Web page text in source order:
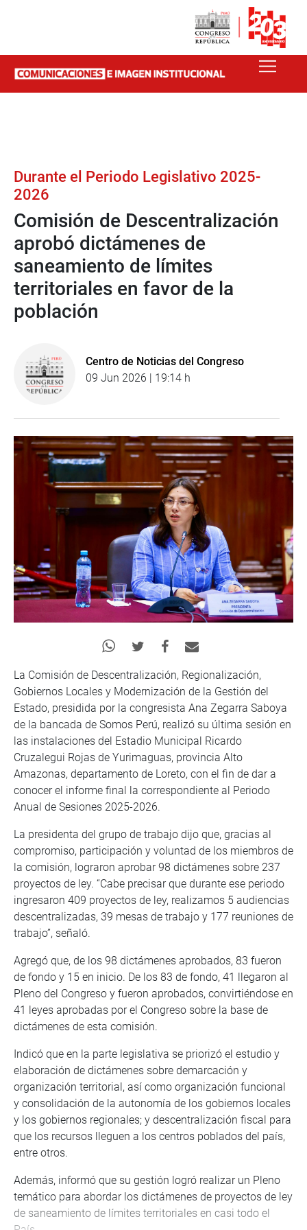
Durante el Periodo Legislativo 2025-
2026
Comisión de Descentralización
aprobó dictámenes de
saneamiento de límites
territoriales en favor de la
población
Centro de Noticias del Congreso
09 Jun 2026 | 19:14 h
La Comisión de Descentralización, Regionalización,
Gobiernos Locales y Modernización de la Gestión del
Estado, presidida por la congresista Ana Zegarra Saboya
de la bancada de Somos Perú, realizó su última sesión en
las instalaciones del Estadio Municipal Ricardo
Cruzalegui Rojas de Yurimaguas, provincia Alto
Amazonas, departamento de Loreto, con el fin de dar a
conocer el informe final la correspondiente al Periodo
Anual de Sesiones 2025-2026.
La presidenta del grupo de trabajo dijo que, gracias al
compromiso, participación y voluntad de los miembros de
la comisión, lograron aprobar 98 dictámenes sobre 237
proyectos de ley. “Cabe precisar que durante ese periodo
ingresaron 409 proyectos de ley, realizamos 5 audiencias
descentralizadas, 39 mesas de trabajo y 177 reuniones de
trabajo”, señaló.
Agregó que, de los 98 dictámenes aprobados, 83 fueron
de fondo y 15 en inicio. De los 83 de fondo, 41 llegaron al
Pleno del Congreso y fueron aprobados, convirtiéndose en
41 leyes aprobadas por el Congreso sobre la base de
dictámenes de esta comisión.
Indicó que en la parte legislativa se priorizó el estudio y
elaboración de dictámenes sobre demarcación y
organización territorial, así como organización funcional
y consolidación de la autonomía de los gobiernos locales
y los gobiernos regionales; y descentralización fiscal para
que los recursos lleguen a los centros poblados del país,
entre otros.
Además, informó que su gestión logró realizar un Pleno
temático para abordar los dictámenes de proyectos de ley
de saneamiento de límites territoriales en casi todo el